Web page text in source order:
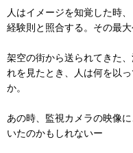
人はイメージを知覚した時
経験則と照合する。その最
架空の街から送られてきた
れを見たとき、人は何を以
か。
あの時、監視カメラの映像
いたのかもしれないー